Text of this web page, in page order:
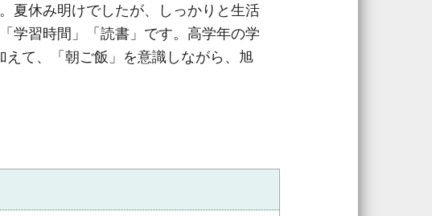
夏休み明けでしたが、しっかりと生活
学習時間」「読書」です。高学年の学
て、「朝ご飯」を意識しながら、旭